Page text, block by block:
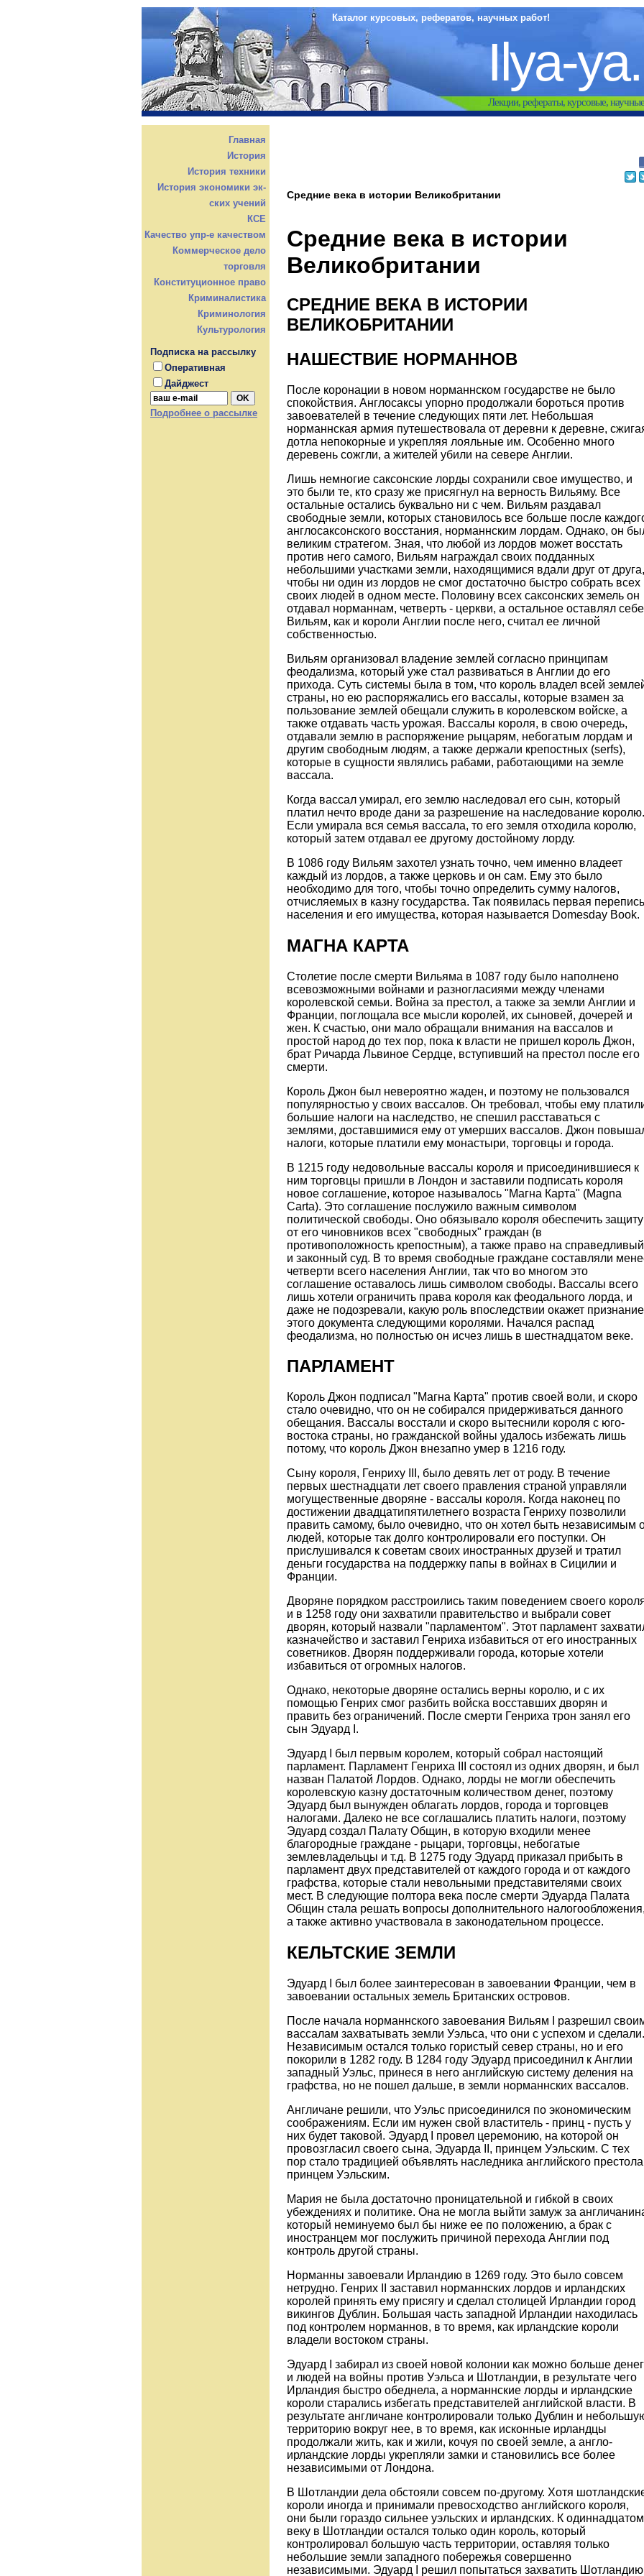
Каталог курсовых, рефератов, научных работ!
Ilya-
Лекции, рефераты, курсовые,
Главная
История
История техники
История экономики эк-
ских учений
КСЕ
Качество упр-е качеством
Коммерческое дело
торговля
Конституционное право
Криминалистика
Криминология
Культурология
Подписка на рассылку
Оперативная
Дайджест
Подробнее о рассылке
Средние века в истории Великобритании
Средние века в истории
Великобритании
СРЕДНИЕ ВЕКА В ИСТОРИИ
ВЕЛИКОБРИТАНИИ
НАШЕСТВИЕ НОРМАННОВ
После коронации в новом норманнском государстве не было
спокойствия. Англосаксы упорно продолжали бороться против
завоевателей в течение следующих пяти лет. Небольшая
норманнская армия путешествовала от деревни к деревне,
дотла непокорные и укрепляя лояльные им. Особенно много
деревень сожгли, а жителей убили на севере Англии.
Лишь немногие саксонские лорды сохранили свое имущество, и
это были те, кто сразу же присягнул на верность Вильяму. Все
остальные остались буквально ни с чем. Вильям раздавал
свободные земли, которых становилось все больше после
англосаксонского восстания, норманнским лордам. Однако, он
великим стратегом. Зная, что любой из лордов может восстать
против него самого, Вильям награждал своих подданных
небольшими участками земли, находящимися вдали друг от друга,
чтобы ни один из лордов не смог достаточно быстро собрать всех
своих людей в одном месте. Половину всех саксонских земель он
отдавал норманнам, четверть - церкви, а остальное оставлял
Вильям, как и короли Англии после него, считал ее личной
собственностью.
Вильям организовал владение землей согласно принципам
феодализма, который уже стал развиваться в Англии до его
прихода. Суть системы была в том, что король владел всей
страны, но ею распоряжались его вассалы, которые взамен за
пользование землей обещали служить в королевском войске, а
также отдавать часть урожая. Вассалы короля, в свою очередь,
отдавали землю в распоряжение рыцарям, небогатым лордам и
другим свободным людям, а также держали крепостных (serfs),
которые в сущности являлись рабами, работающими на земле
вассала.
Когда вассал умирал, его землю наследовал его сын, который
платил нечто вроде дани за разрешение на наследование королю.
Если умирала вся семья вассала, то его земля отходила королю,
который затем отдавал ее другому достойному лорду.
В 1086 году Вильям захотел узнать точно, чем именно владеет
каждый из лордов, а также церковь и он сам. Ему это было
необходимо для того, чтобы точно определить сумму налогов,
отчисляемых в казну государства. Так появилась первая перепись
населения и его имущества, которая называется Domesday Book.
МАГНА КАРТА
Столетие после смерти Вильяма в 1087 году было наполнено
всевозможными войнами и разногласиями между членами
королевской семьи. Война за престол, а также за земли Англии и
Франции, поглощала все мысли королей, их сыновей, дочерей и
жен. К счастью, они мало обращали внимания на вассалов и
простой народ до тех пор, пока к власти не пришел король Джон,
брат Ричарда Львиное Сердце, вступивший на престол после его
смерти.
Король Джон был невероятно жаден, и поэтому не пользовался
популярностью у своих вассалов. Он требовал, чтобы ему
большие налоги на наследство, не спешил расставаться с
землями, доставшимися ему от умерших вассалов. Джон
налоги, которые платили ему монастыри, торговцы и города.
В 1215 году недовольные вассалы короля и присоединившиеся к
ним торговцы пришли в Лондон и заставили подписать короля
новое соглашение, которое называлось "Магна Карта" (Magna
Carta). Это соглашение послужило важным символом
политической свободы. Оно обязывало короля обеспечить защиту
от его чиновников всех "свободных" граждан (в
противоположность крепостным), а также право на справедливый
и законный суд. В то время свободные граждане составляли
четверти всего населения Англии, так что во многом это
соглашение оставалось лишь символом свободы. Вассалы всего
лишь хотели ограничить права короля как феодального лорда, и
даже не подозревали, какую роль впоследствии окажет признание
этого документа следующими королями. Начался распад
феодализма, но полностью он исчез лишь в шестнадцатом веке.
ПАРЛАМЕНТ
Король Джон подписал "Магна Карта" против своей воли, и скоро
стало очевидно, что он не собирался придерживаться данного
обещания. Вассалы восстали и скоро вытеснили короля с юго-
востока страны, но гражданской войны удалось избежать лишь
потому, что король Джон внезапно умер в 1216 году.
Сыну короля, Генриху III, было девять лет от роду. В течение
первых шестнадцати лет своего правления страной управляли
могущественные дворяне - вассалы короля. Когда наконец по
достижении двадцатипятилетнего возраста Генриху позволили
править самому, было очевидно, что он хотел быть независимым
людей, которые так долго контролировали его поступки. Он
прислушивался к советам своих иностранных друзей и тратил
деньги государства на поддержку папы в войнах в Сицилии и
Франции.
Дворяне порядком расстроились таким поведением своего
и в 1258 году они захватили правительство и выбрали совет
дворян, который назвали "парламентом". Этот парламент
казначейство и заставил Генриха избавиться от его иностранных
советников. Дворян поддерживали города, которые хотели
избавиться от огромных налогов.
Однако, некоторые дворяне остались верны королю, и с их
помощью Генрих смог разбить войска восставших дворян и
править без ограничений. После смерти Генриха трон занял его
сын Эдуард I.
Эдуард I был первым королем, который собрал настоящий
парламент. Парламент Генриха III состоял из одних дворян, и был
назван Палатой Лордов. Однако, лорды не могли обеспечить
королевскую казну достаточным количеством денег, поэтому
Эдуард был вынужден облагать лордов, города и торговцев
налогами. Далеко не все соглашались платить налоги, поэтому
Эдуард создал Палату Общин, в которую входили менее
благородные граждане - рыцари, торговцы, небогатые
землевладельцы и т.д. В 1275 году Эдуард приказал прибыть в
парламент двух представителей от каждого города и от каждого
графства, которые стали невольными представителями своих
мест. В следующие полтора века после смерти Эдуарда Палата
Общин стала решать вопросы дополнительного
а также активно участвовала в законодательном процессе.
КЕЛЬТСКИЕ ЗЕМЛИ
Эдуард I был более заинтересован в завоевании Франции, чем в
завоевании остальных земель Британских островов.
После начала норманнского завоевания Вильям I разрешил
вассалам захватывать земли Уэльса, что они с успехом и сделали.
Независимым остался только гористый север страны, но и его
покорили в 1282 году. В 1284 году Эдуард присоединил к Англии
западный Уэльс, принеся в него английскую систему деления на
графства, но не пошел дальше, в земли норманнских вассалов.
Англичане решили, что Уэльс присоединился по экономическим
соображениям. Если им нужен свой властитель - принц - пусть у
них будет таковой. Эдуард I провел церемонию, на которой он
провозгласил своего сына, Эдуарда II, принцем Уэльским. С тех
пор стало традицией объявлять наследника английского престола
принцем Уэльским.
Мария не была достаточно проницательной и гибкой в своих
убеждениях и политике. Она не могла выйти замуж за
который неминуемо был бы ниже ее по положению, а брак с
иностранцем мог послужить причиной перехода Англии под
контроль другой страны.
Норманны завоевали Ирландию в 1269 году. Это было совсем
нетрудно. Генрих II заставил норманнских лордов и ирландских
королей принять ему присягу и сделал столицей Ирландии город
викингов Дублин. Большая часть западной Ирландии находилась
под контролем норманнов, в то время, как ирландские короли
владели востоком страны.
Эдуард I забирал из своей новой колонии как можно больше денег
и людей на войны против Уэльса и Шотландии, в результате чего
Ирландия быстро обеднела, а норманнские лорды и ирландские
короли старались избегать представителей английской власти. В
результате англичане контролировали только Дублин и
территорию вокруг нее, в то время, как исконные ирландцы
продолжали жить, как и жили, кочуя по своей земле, а англо-
ирландские лорды укрепляли замки и становились все более
независимыми от Лондона.
В Шотландии дела обстояли совсем по-другому. Хотя
короли иногда и принимали превосходство английского короля,
они были гораздо сильнее уэльских и ирландских. К
веку в Шотландии остался только один король, который
контролировал большую часть территории, оставляя только
небольшие земли западного побережья совершенно
независимыми. Эдуард I решил попытаться захватить